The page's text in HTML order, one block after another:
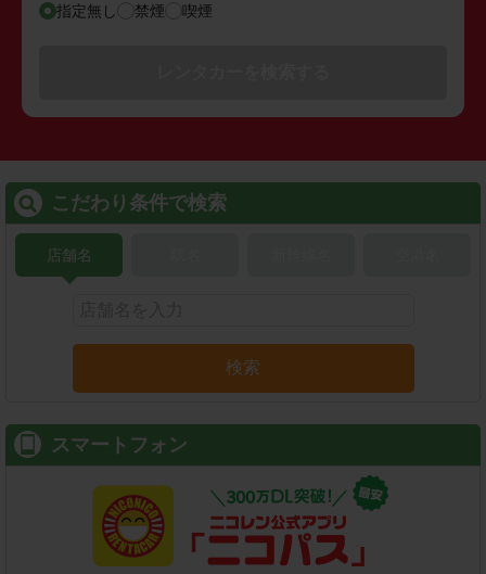
指定無し 禁煙 喫煙
こだわり条件で検索
店舗名
検索
スマートフォン